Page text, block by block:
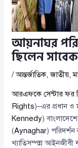
আয়নাঘর
ছিলেন
/আন্তর্জাতিক,জাতীয়,
আরএফকে সেন্টার ফর
Rights)–এর প্রধান ও
Kennedy)
(Aynaghar)
খ্যাতিসম্পন্ন আইনজীবী